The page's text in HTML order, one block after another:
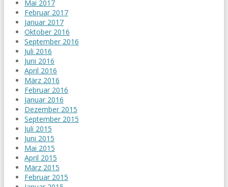
Mai 2017
Februar 2017
Januar 2017
Oktober 2016
September 2016
Juli 2016
Juni 2016
April 2016
März 2016
Februar 2016
Januar 2016
Dezember 2015
September 2015
Juli 2015
Juni 2015
Mai 2015
April 2015
März 2015
Februar 2015